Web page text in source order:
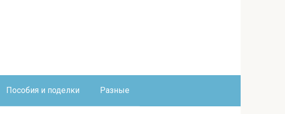
Пособия и поделки Разные